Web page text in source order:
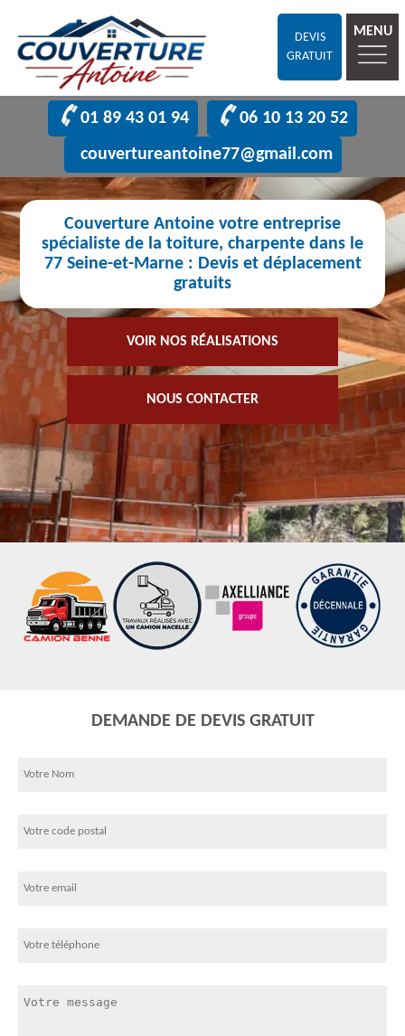
DEVIS
GRATUIT
MENU
01 89 43 01 94
06 10 13 20 52
couvertureantoine77@gmail.com
Couverture Antoine votre entreprise
spécialiste de la toiture, charpente dans le
77 Seine-et-Marne : Devis et déplacement
gratuits
VOIR NOS RÉALISATIONS
NOUS CONTACTER
DEMANDE DE DEVIS GRATUIT